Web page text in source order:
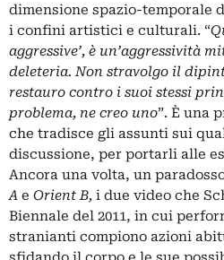
dimensione spazio-temporale
i confini artistici e culturali. “
aggressive’, è un’aggressività
deleteria. Non stravolgo il
restauro contro i suoi stessi
problema, ne creo uno”. È una
che tradisce gli assunti sui
discussione, per portarli alle
Ancora una volta, un
A e Orient B, i due video che
Biennale del 2011, in cui
stranianti compiono azioni